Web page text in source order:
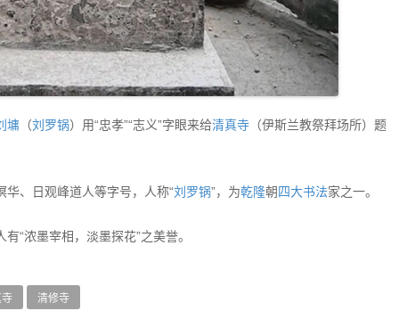
墉 （刘罗锅）用“忠孝”“志义”字眼来给清真寺 （伊斯兰教祭拜场所）题
、日观峰道人等字号，人称“刘罗锅”，为乾隆朝 四大书法家之一。
“浓墨宰相，淡墨探花”之美誉。
清修寺